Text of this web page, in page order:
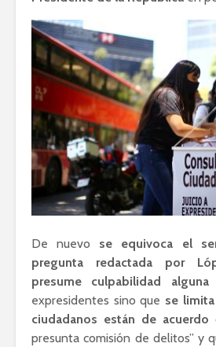
De nuevo se equivoca el
pregunta redactada por
presume culpabilidad alguna
expresidentes sino que se
ciudadanos están de acuerdo
presunta comisión de delitos” y